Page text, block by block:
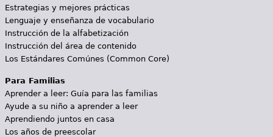
Estrategias y mejores prácticas
Lenguaje y enseñanza de vocabulario
Instrucción de la alfabetización
Instrucción del área de contenido
Los Estándares Comúnes (Common Core)
Para Familias
Aprender a leer: Guía para las familias
Ayude a su niño a aprender a leer
Aprendiendo juntos en casa
Los años de preescolar